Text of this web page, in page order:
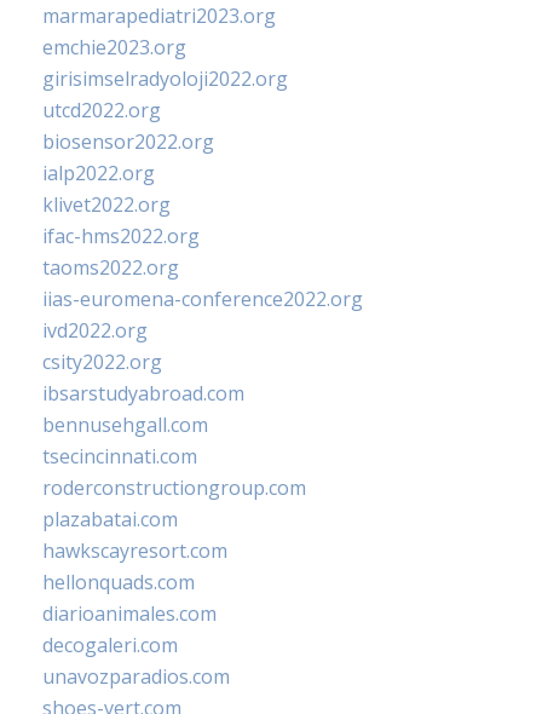
marmarapediatri2023.org
emchie2023.org
girisimselradyoloji2022.org
utcd2022.org
biosensor2022.org
ialp2022.org
klivet2022.org
ifac-hms2022.org
taoms2022.org
iias-euromena-conference2022.org
ivd2022.org
csity2022.org
ibsarstudyabroad.com
bennusehgall.com
tsecincinnati.com
roderconstructiongroup.com
plazabatai.com
hawkscayresort.com
hellonquads.com
diarioanimales.com
decogaleri.com
unavozparadios.com
shoes-vert.com